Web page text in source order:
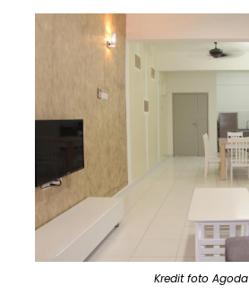
Kredit foto Agoda